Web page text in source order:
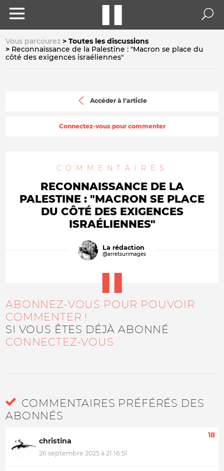
Vous parcourez
Toutes les discussions
Reconnaissance de la Palestine : "Macron se place du
côté des exigences israéliennes"
Accéder à l'article
Connectez-vous pour commenter
COMMENTAIRES
RECONNAISSANCE DE LA
PALESTINE : "MACRON SE PLACE
DU CÔTÉ DES EXIGENCES
ISRAÉLIENNES"
La rédaction
@arretsurimages
ABONNEZ-VOUS POUR POUVOIR
COMMENTER !
SI VOUS ÊTES DÉJÀ ABONNÉ
CONNECTEZ-VOUS
COMMENTAIRES PRÉFÉRÉS DES
ABONNÉS
christina
26 septembre 2025 à 21:16:51
18